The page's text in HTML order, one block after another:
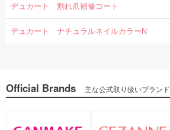
デュカート 割れ爪補修コート
デュカート ナチュラルネイルカラーN
Official Brands 主な公式取り扱いブランド